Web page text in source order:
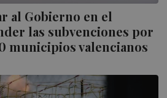
al Gobierno en el
las subvenciones por
municipios valencianos